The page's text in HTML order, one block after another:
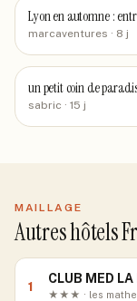
Lyon en automne :
marcaventures · 8 j
un petit coin de
sabric · 15 j
MAILLAGE
Autres hôtels
1
CLUB MED
★★★ · les